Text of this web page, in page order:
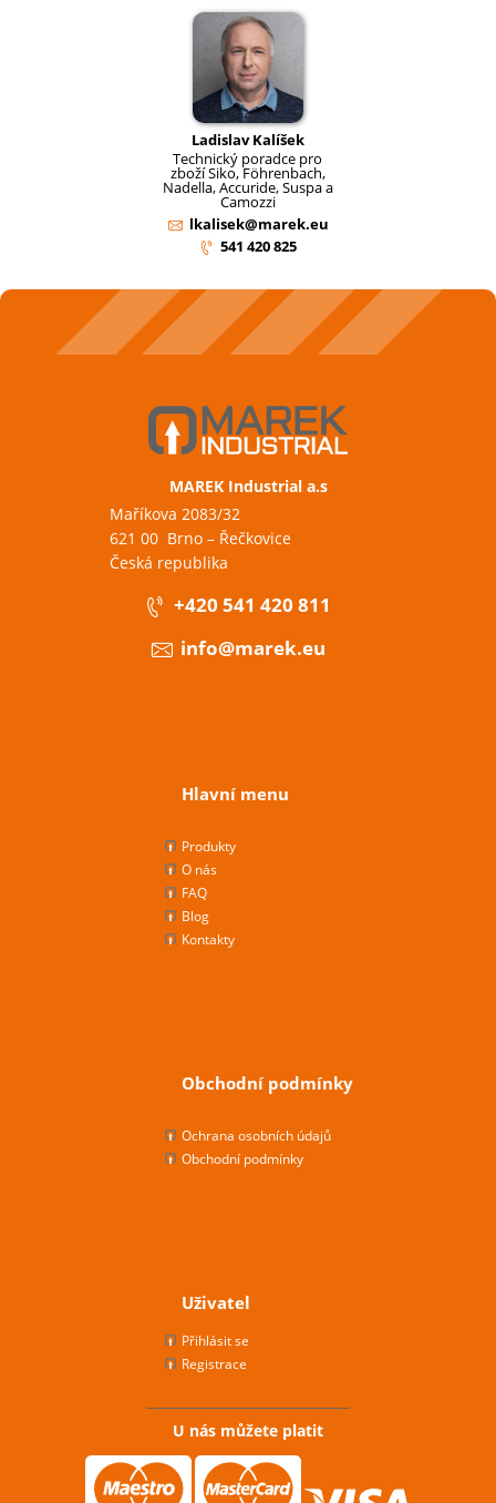
Ladislav Kalíšek
Technický poradce pro
zboží Siko, Föhrenbach,
Nadella, Accuride, Suspa a
Camozzi
lkalisek@marek.eu
541 420 825
MAREK Industrial a.s
Maříkova 2083/32
621 00 Brno – Řečkovice
Česká republika
+420 541 420 811
info@marek.eu
Hlavní menu
Produkty
O nás
FAQ
Blog
Kontakty
Obchodní podmínky
Ochrana osobních údajů
Obchodní podmínky
Uživatel
Přihlásit se
Registrace
U nás můžete platit